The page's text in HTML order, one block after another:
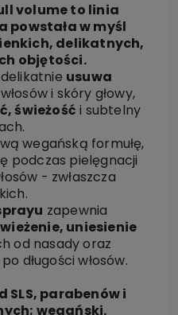
volume to linia
powstała w myśl
delikatnych,
objętości.
delikatnie usuwa
i skóry głowy,
świeżość i subtelny
wegańską formułę,
podczas pielęgnacji
- zwłaszcza
zapewnia
uniesienie
od nasady oraz
po długości włosów.
SLS, parabenów i
wegański.